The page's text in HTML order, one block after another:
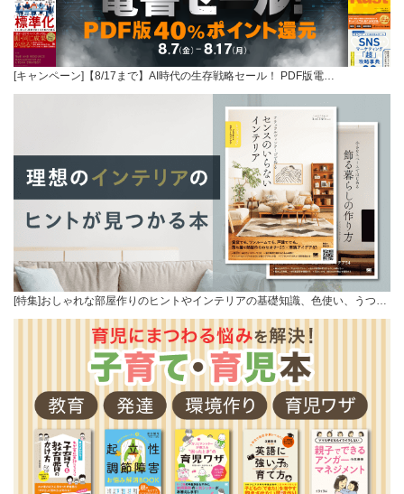
[キャンペーン]【8/17まで】AI時代の生存戦略セール！ PDF版電…
[特集]おしゃれな部屋作りのヒントやインテリアの基礎知識、色使い、うつ…